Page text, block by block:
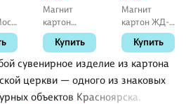
сувенирное изделие из картона
церкви — одного из знаковых
объектов Красноярска.
Магнит
картон
Краеведческий
музей
(Красноярск)
(МК/101/002)
Купить
Магнит
картон ЖД-
вокзал
(Красноярск)
(МК/101/006)
Купить